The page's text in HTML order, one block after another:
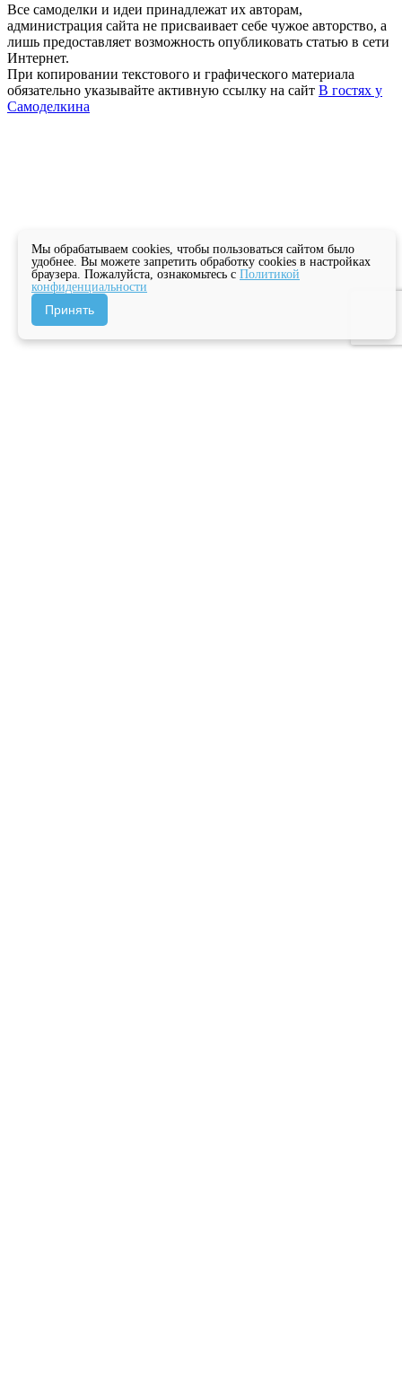
Все самоделки и идеи принадлежат их авторам,
администрация сайта не присваивает себе чужое авторство, а
лишь предоставляет возможность опубликовать статью в сети
Интернет.
При копировании текстового и графического материала
обязательно указывайте активную ссылку на сайт В гостях у
Самоделкина
Мы обрабатываем cookies, чтобы пользоваться сайтом было
удобнее. Вы можете запретить обработку cookies в настройках
браузера. Пожалуйста, ознакомьтесь с Политикой
конфиденциальности
Принять